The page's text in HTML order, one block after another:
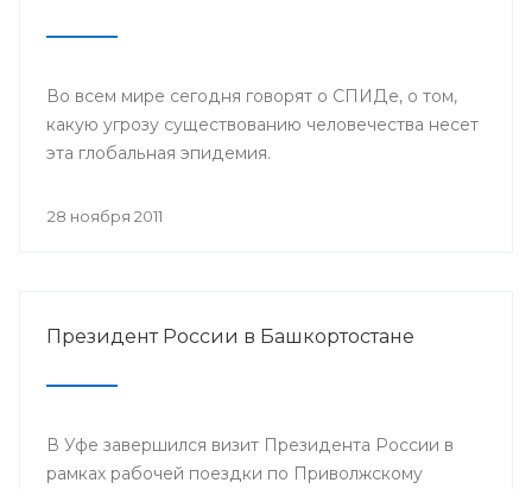
Во всем мире сегодня говорят о СПИДе, о том,
какую угрозу существованию человечества несет
эта глобальная эпидемия.
28 ноября 2011
Президент России в Башкортостане
В Уфе завершился визит Президента России в
рамках рабочей поездки по Приволжскому